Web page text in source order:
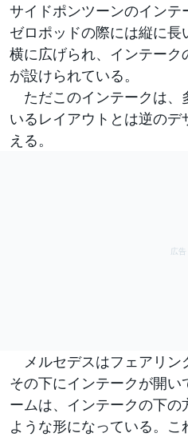
サイドポンツーンのインテ
ゼロポッドの際には縦に長
横に広げられ、インテーク
が設けられている。
ただこのインテークは、
いるレイアウトとは逆の
える。
メルセデスはフェアリン
その下にインテークが開
ームは、インテークの下
ような形になっている。